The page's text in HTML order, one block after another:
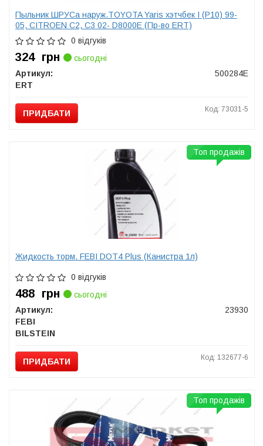
Пыльник ШРУСа наруж.TOYOTA Yaris хэтчбек I (P10) 99-
05, CITROEN С2, С3 02- D8000E (Пр-во ERT)
0 відгуків
324 грн
сьогодні
Артикул:
500284E
ERT
ПРИДБАТИ Код: 73031-5
Жидкость торм. FEBI DOT4 Plus (Канистра 1л)
0 відгуків
488 грн
сьогодні
Артикул:
23930
FEBI
BILSTEIN
ПРИДБАТИ Код: 132677-6
Топ продажів
Топ продажів